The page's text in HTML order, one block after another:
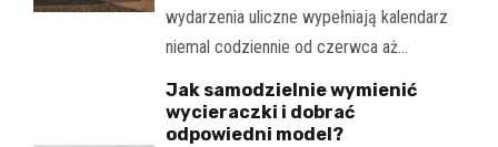
wydarzenia uliczne wypełniają kalendarz
niemal codziennie od czerwca aż…
Jak samodzielnie wymienić
wycieraczki i dobrać
odpowiedni model?